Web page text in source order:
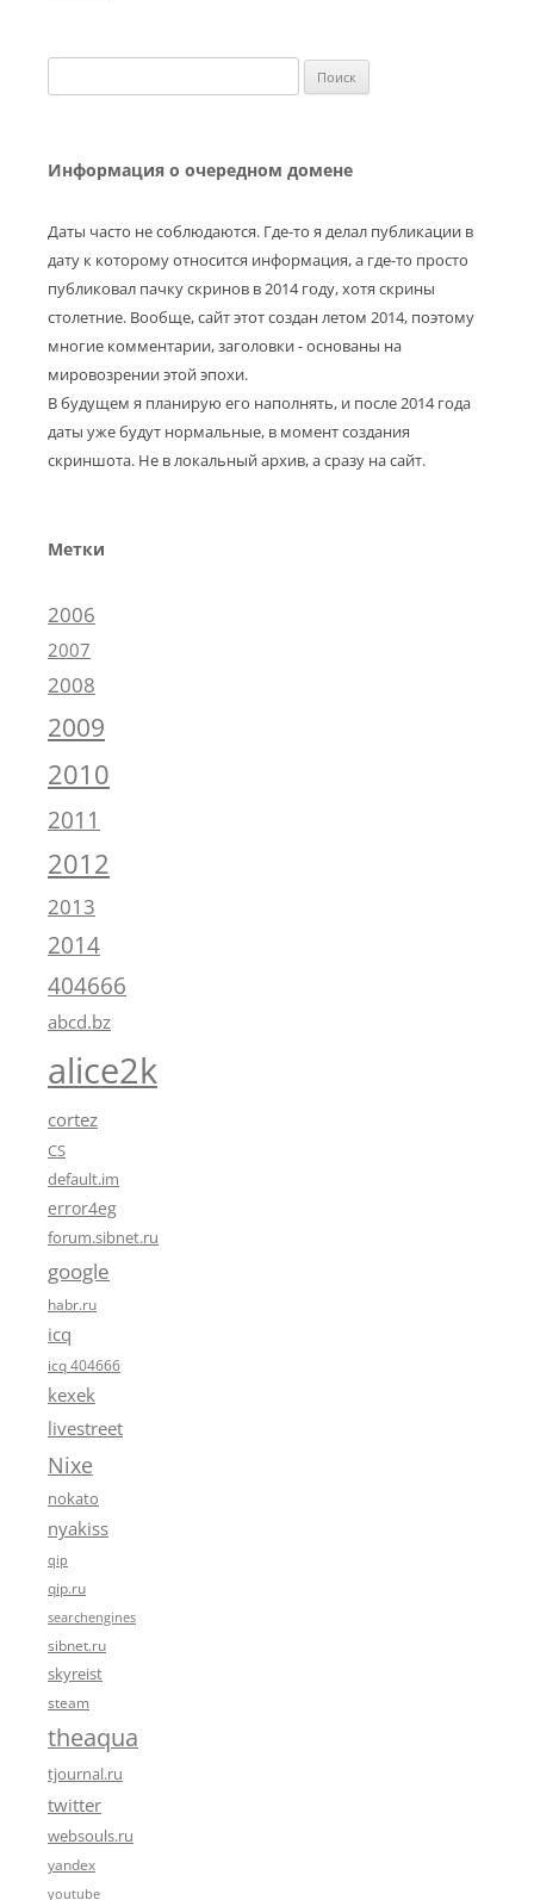
Информация о очередном домене
Даты часто не соблюдаются. Где-то я делал публикации в
дату к которому относится информация, а где-то просто
публиковал пачку скринов в 2014 году, хотя скрины
столетние. Вообще, сайт этот создан летом 2014, поэтому
многие комментарии, заголовки - основаны на
мировозрении этой эпохи.
В будущем я планирую его наполнять, и после 2014 года
даты уже будут нормальные, в момент создания
скриншота. Не в локальный архив, а сразу на сайт.
Метки
2006
2007
2008
2009
2010
2011
2012
2013
2014
404666
abcd.bz
alice2k
cortez
CS
default.im
error4eg
forum.sibnet.ru
google
habr.ru
icq
icq 404666
kexek
livestreet
Nixe
nokato
nyakiss
qip
qip.ru
searchengines
sibnet.ru
skyreist
steam
theaqua
tjournal.ru
twitter
websouls.ru
yandex
youtube